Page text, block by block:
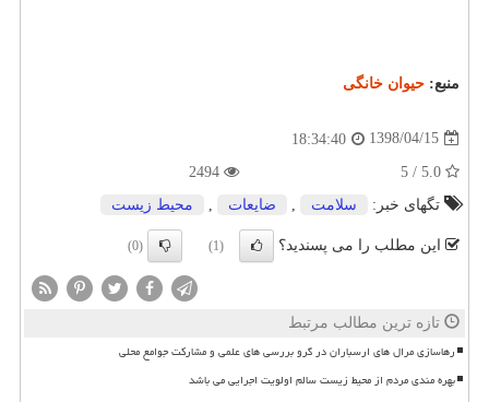
منبع: حیوان خانگی
1398/04/15
18:34:40
تگهای خبر:
سلامت , ضایعات , محیط زیست
این مطلب را می پسندید؟ (1)
(0)
تازه ترین مطالب مرتبط
رهاسازی مرال های ارسباران در گرو بررسی های علمی و مشارکت جوامع محلی
بهره مندی مردم از محیط زیست سالم اولویت اجرایی می باشد